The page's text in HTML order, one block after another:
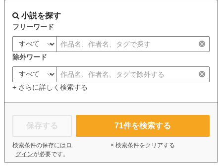
小説を探す
フリーワード
除外ワード
+ さらに詳しく検索する
保存する
検索条件の保存には ロ
グインが必要です。
71件を検索する
× 検索条件をクリアする